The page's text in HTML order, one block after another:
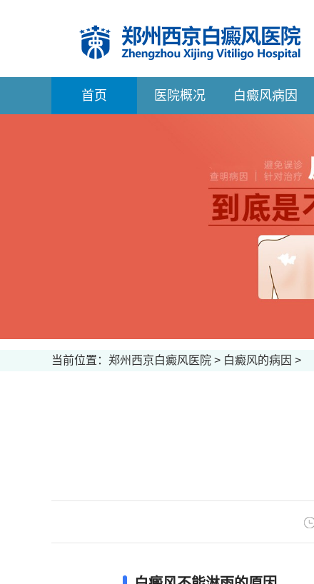
首 页 医院概况 白癜风病因
当前位置： 郑州西京白癜风医院 > 白癜风的病因 >